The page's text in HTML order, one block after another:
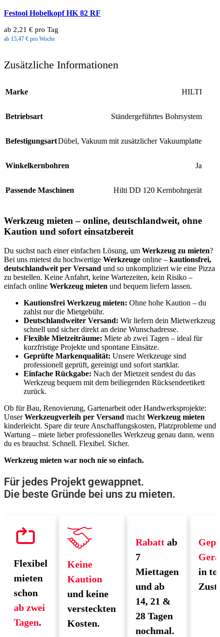
Festool Hobelkopf HK 82 RF
ab 2,21 € pro Tag
ab 15,47 € pro Woche
Zusätzliche Informationen
Marke HILTI
Betriebsart Ständergeführtes Bohrsystem
BefestigungsartDübel, Vakuum mit zusätzlicher Vakuumplatte
Winkelkernbohren Ja
Passende Maschinen Hilti DD 120 Kernbohrgerät
Werkzeug mieten – online, deutschlandweit, ohne
Kaution und sofort einsatzbereit
Du suchst nach einer einfachen Lösung, um Werkzeug zu mieten?
Bei uns mietest du hochwertige Werkzeuge online – kautionsfrei,
deutschlandweit per Versand und so unkompliziert wie eine Pizza
zu bestellen. Keine Anfahrt, keine Wartezeiten, kein Risiko –
einfach online Werkzeug mieten und bequem liefern lassen.
Kautionsfrei Werkzeug mieten: Ohne hohe Kaution – du
zahlst nur die Mietgebühr.
Deutschlandweiter Versand: Wir liefern dein Mietwerkzeug
schnell und sicher direkt an deine Wunschadresse.
Flexible Mietzeiträume: Miete ab zwei Tagen – ideal für
kurzfristige Projekte und spontane Einsätze.
Geprüfte Markenqualität: Unsere Werkzeuge sind
professionell geprüft, gereinigt und sofort startklar.
Einfache Rückgabe: Nach der Mietzeit sendest du das
Werkzeug bequem mit dem beiliegenden Rücksendeetikett
zurück.
Ob für Bau, Renovierung, Gartenarbeit oder Handwerksprojekte:
UnserWerkzeugverleih per Versand macht Werkzeug mieten
kinderleicht. Spare dir teure Anschaffungskosten, Platzprobleme und
Wartung – miete lieber professionelles Werkzeug genau dann, wenn
du es brauchst. Schnell. Flexibel. Sicher.
Werkzeug mieten war noch nie so einfach.
Für jedes Projekt gewappnet.
Die beste Gründe bei uns zu mieten.
Flexibel
mieten
schon
ab zwei
Tagen.
Keine
Kaution
und keine
versteckten
Kosten.
Rabatt ab
7
Miettagen
und ab
14, 21 &
28 Tagen
nochmal.
in